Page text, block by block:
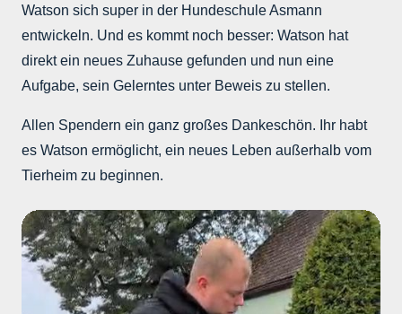
Watson sich super in der Hundeschule Asmann
entwickeln. Und es kommt noch besser: Watson hat
direkt ein neues Zuhause gefunden und nun eine
Aufgabe, sein Gelerntes unter Beweis zu stellen.
Allen Spendern ein ganz großes Dankeschön. Ihr habt
es Watson ermöglicht, ein neues Leben außerhalb vom
Tierheim zu beginnen.